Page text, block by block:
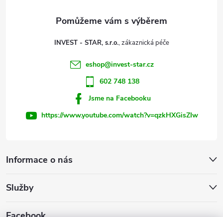
Informace o nás
Služby
INVEST - STAR, s.r.o.
eshop@invest-star.cz
602 748 138
Jsme na Facebooku
https://www.youtube.com/watch?v=qzkHXGisZIw